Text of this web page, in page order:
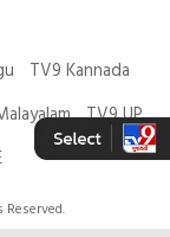
TV9 Kannada
TV9 UP